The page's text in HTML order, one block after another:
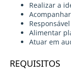
Realizar a
Alimentar
Atuar em
REQUISITOS